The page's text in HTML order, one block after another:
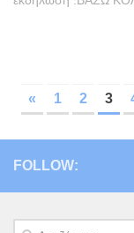
« 1 2 3
FOLLOW: